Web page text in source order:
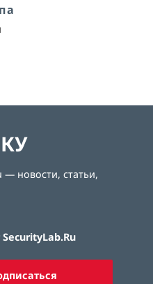
новости, статьи,